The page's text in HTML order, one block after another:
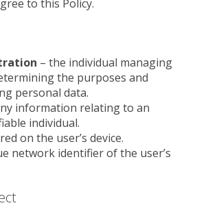
to this Policy.
– the individual managing
the purposes and
personal data.
information relating to an
individual.
on the user’s device.
network identifier of the user’s